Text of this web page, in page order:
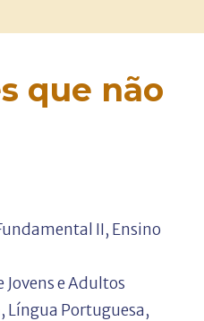
que não
II, Ensino
Jovens e Adultos
, Língua Portuguesa,